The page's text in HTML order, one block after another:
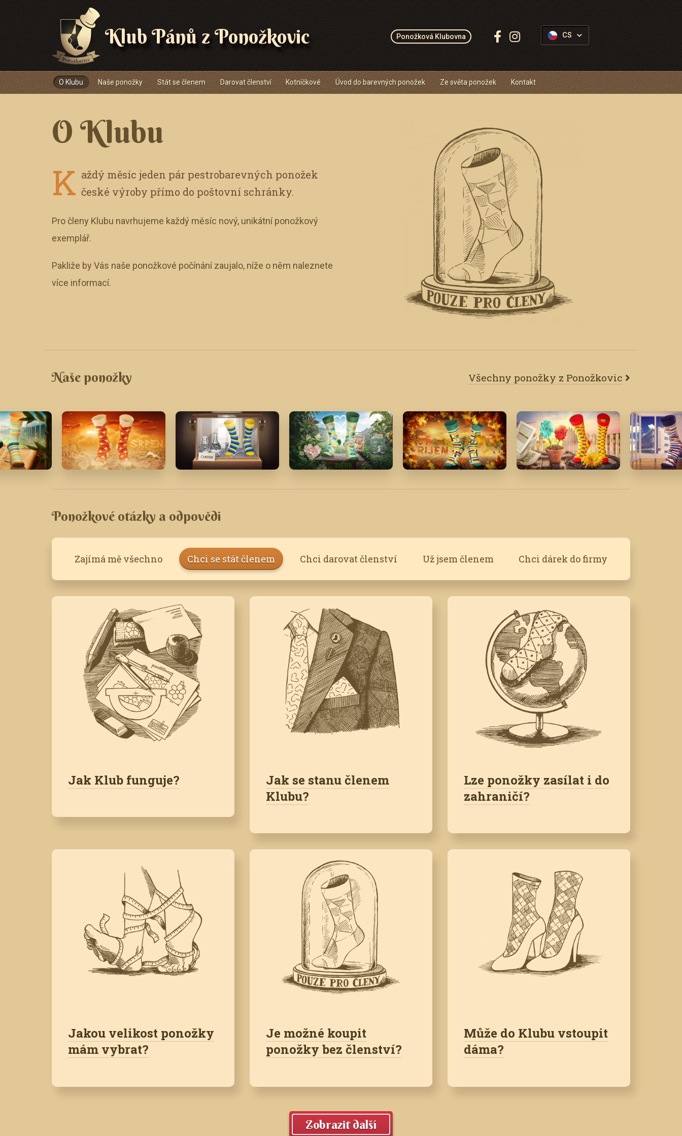
Klub Pánů z Ponožkovic Ponožková Klubovna
Sledujte
CS
Navigace
O Klubu Naše ponožky Stát se členem Darovat členství Kotníčkové Úvod do barevných ponožek Ze světa ponožek Kontakt
O Klubu
K aždý měsíc jeden pár pestrobarevných ponožek
české výroby přímo do poštovní schránky.
Pro členy Klubu navrhujeme každý měsíc nový, unikátní ponožkový
exemplář.
Pakliže by Vás naše ponožkové počínání zaujalo, níže o něm naleznete
více informací.
Naše ponožky Všechny ponožky z Ponožkovic
Ponožkové otázky a odpovědi
Zajímá mě všechno Chci se stát členem Chci darovat členství Už jsem členem Chci dárek do firmy
Jak Klub funguje?
Jak se stanu členem
Klubu?
Lze ponožky zasílat i do
zahraničí?
Jakou velikost ponožky
mám vybrat?
Je možné koupit
ponožky bez členství?
Může do Klubu vstoupit
dáma?
Zobrazit další